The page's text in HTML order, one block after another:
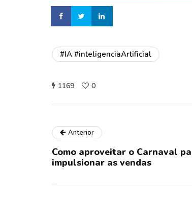
#IA #inteligenciaArtificial
1169 0
Anterior
Como aproveitar o Carnaval
impulsionar as vendas